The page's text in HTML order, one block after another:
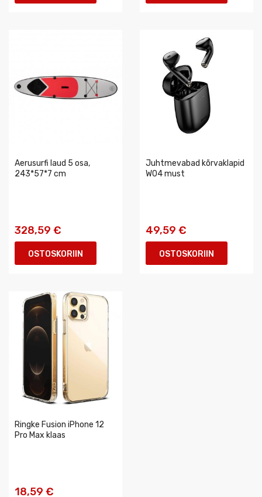
Aerusurfi laud 5 osa,
243*57*7 cm
328,59 €
OSTOSKORIIN
Juhtmevabad kõrvaklapid
W04 must
49,59 €
OSTOSKORIIN
Ringke Fusion iPhone 12
Pro Max klaas
18,59 €